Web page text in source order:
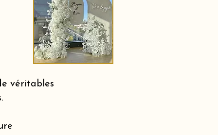
véritables